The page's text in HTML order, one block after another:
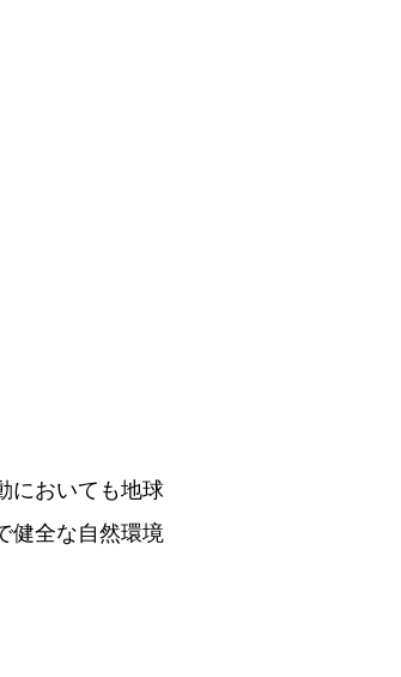
においても地球
健全な自然環境